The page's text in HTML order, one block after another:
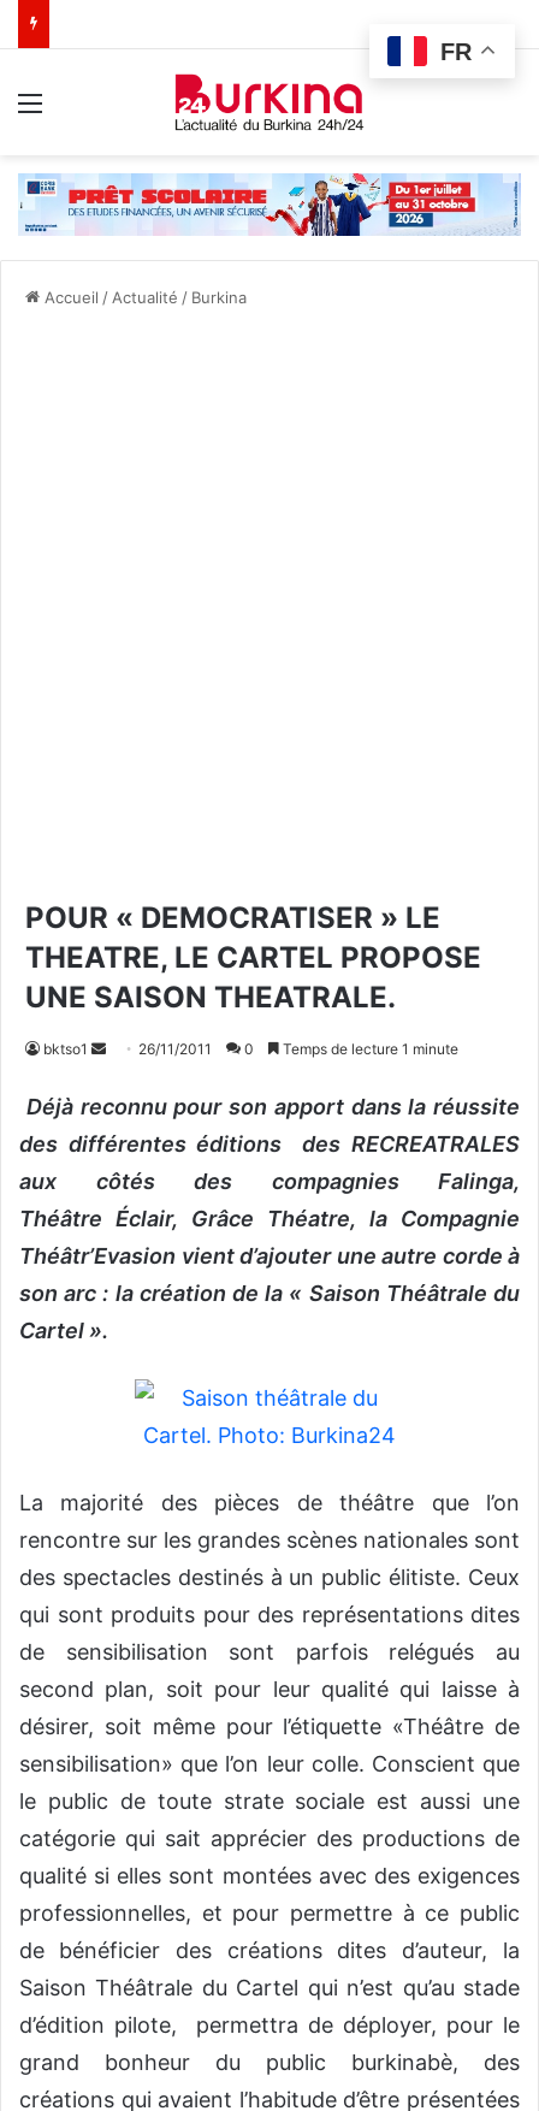
Accueil / Actualité / Burkina
POUR « DEMOCRATISER » LE
THEATRE, LE CARTEL PROPOSE
UNE SAISON THEATRALE.
bktso1
v
o
e
u
o
l
26/11/2011 0 Temps de lecture 1 minute
Déjà reconnu pour son apport dans la réussite
des différentes éditions des RECREATRALES
aux côtés des compagnies Falinga,
Théâtre Éclair, Grâce Théatre, la Compagnie
Théâtr’Evasion vient d’ajouter une autre corde à
son arc : la création de la « Saison Théâtrale du
Cartel ».
La majorité des pièces de théâtre que l’on
rencontre sur les grandes scènes nationales sont
des spectacles destinés à un public élitiste. Ceux
qui sont produits pour des représentations dites
de sensibilisation sont parfois relégués au
second plan, soit pour leur qualité qui laisse à
désirer, soit même pour l’étiquette «Théâtre de
sensibilisation» que l’on leur colle. Conscient que
le public de toute strate sociale est aussi une
catégorie qui sait apprécier des productions de
qualité si elles sont montées avec des exigences
professionnelles, et pour permettre à ce public
de
bénéficier des créations dites d’auteur, la
Saison Théâtrale du Cartel qui n’est qu’au stade
d’édition pilote, permettra de déployer, pour le
grand bonheur du public burkinabè, des
créations qui avaient l’habitude d’être présentées
FR